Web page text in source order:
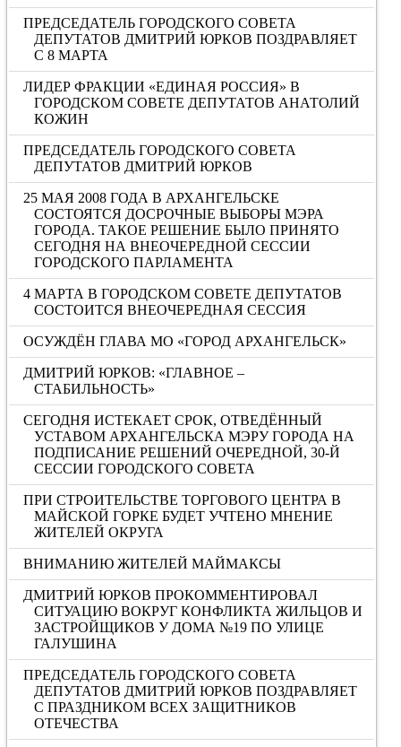
ПРЕДСЕДАТЕЛЬ ГОРОДСКОГО СОВЕТА
ДЕПУТАТОВ ДМИТРИЙ ЮРКОВ ПОЗДРАВЛЯЕТ
С 8 МАРТА
ЛИДЕР ФРАКЦИИ «ЕДИНАЯ РОССИЯ» В
ГОРОДСКОМ СОВЕТЕ ДЕПУТАТОВ АНАТОЛИЙ
КОЖИН
ПРЕДСЕДАТЕЛЬ ГОРОДСКОГО СОВЕТА
ДЕПУТАТОВ ДМИТРИЙ ЮРКОВ
25 МАЯ 2008 ГОДА В АРХАНГЕЛЬСКЕ
СОСТОЯТСЯ ДОСРОЧНЫЕ ВЫБОРЫ МЭРА
ГОРОДА. ТАКОЕ РЕШЕНИЕ БЫЛО ПРИНЯТО
СЕГОДНЯ НА ВНЕОЧЕРЕДНОЙ СЕССИИ
ГОРОДСКОГО ПАРЛАМЕНТА
4 МАРТА В ГОРОДСКОМ СОВЕТЕ ДЕПУТАТОВ
СОСТОИТСЯ ВНЕОЧЕРЕДНАЯ СЕССИЯ
ОСУЖДЁН ГЛАВА МО «ГОРОД АРХАНГЕЛЬСК»
ДМИТРИЙ ЮРКОВ: «ГЛАВНОЕ –
СТАБИЛЬНОСТЬ»
СЕГОДНЯ ИСТЕКАЕТ СРОК, ОТВЕДЁННЫЙ
УСТАВОМ АРХАНГЕЛЬСКА МЭРУ ГОРОДА НА
ПОДПИСАНИЕ РЕШЕНИЙ ОЧЕРЕДНОЙ, 30-Й
СЕССИИ ГОРОДСКОГО СОВЕТА
ПРИ СТРОИТЕЛЬСТВЕ ТОРГОВОГО ЦЕНТРА В
МАЙСКОЙ ГОРКЕ БУДЕТ УЧТЕНО МНЕНИЕ
ЖИТЕЛЕЙ ОКРУГА
ВНИМАНИЮ ЖИТЕЛЕЙ МАЙМАКСЫ
ДМИТРИЙ ЮРКОВ ПРОКОММЕНТИРОВАЛ
СИТУАЦИЮ ВОКРУГ КОНФЛИКТА ЖИЛЬЦОВ И
ЗАСТРОЙЩИКОВ У ДОМА №19 ПО УЛИЦЕ
ГАЛУШИНА
ПРЕДСЕДАТЕЛЬ ГОРОДСКОГО СОВЕТА
ДЕПУТАТОВ ДМИТРИЙ ЮРКОВ ПОЗДРАВЛЯЕТ
С ПРАЗДНИКОМ ВСЕХ ЗАЩИТНИКОВ
ОТЕЧЕСТВА